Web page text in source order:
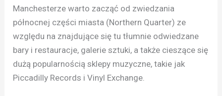
Manchesterze warto zacząć od zwiedzania
północnej części miasta (Northern Quarter) ze
względu na znajdujące się tu tłumnie odwiedzane
bary i restauracje, galerie sztuki, a także cieszące się
dużą popularnością sklepy muzyczne, takie jak
Piccadilly Records i Vinyl Exchange.